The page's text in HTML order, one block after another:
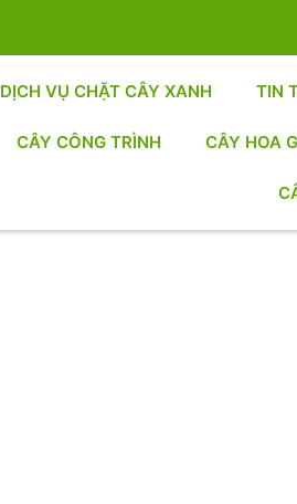
DỊCH VỤ CHẶT CÂY XANH TIN
CÂY CÔNG TRÌNH CÂY HOA